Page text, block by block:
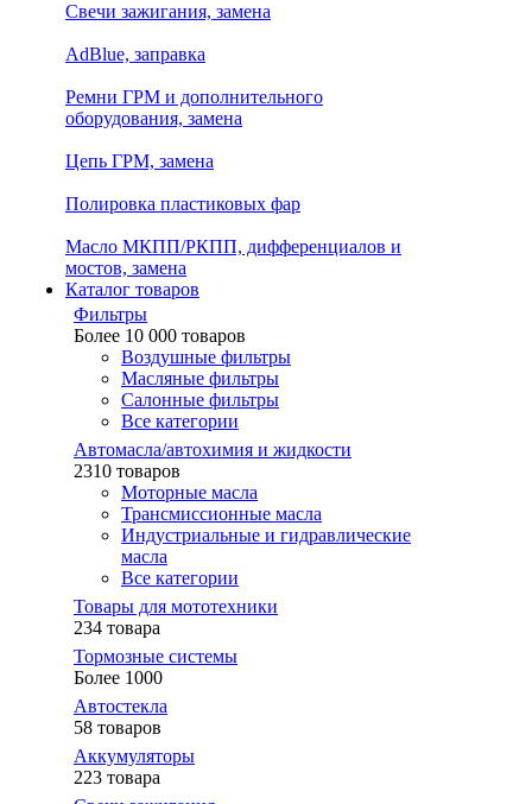
Свечи зажигания, замена
AdBlue, заправка
Ремни ГРМ и дополнительного
оборудования, замена
Цепь ГРМ, замена
Полировка пластиковых фар
Масло МКПП/РКПП, дифференциалов и
мостов, замена
Каталог товаров
Фильтры
Более 10 000 товаров
Воздушные фильтры
Масляные фильтры
Салонные фильтры
Все категории
Автомасла/автохимия и жидкости
2310 товаров
Моторные масла
Трансмиссионные масла
Индустриальные и гидравлические
масла
Все категории
Товары для мототехники
234 товара
Тормозные системы
Более 1000
Автостекла
58 товаров
Аккумуляторы
223 товара